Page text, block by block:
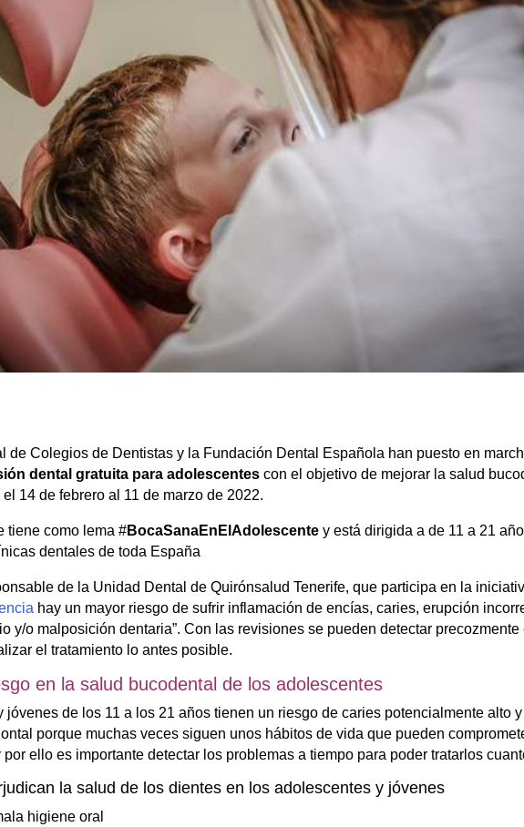
de Colegios de Dentistas y la Fundación Dental Española han puesto en
dental gratuita para adolescentes con el objetivo de mejorar la salud
14 de febrero al 11 de marzo de 2022.
tiene como lema #BocaSanaEnElAdolescente y está dirigida a de 11 a 21
dentales de toda España
de la Unidad Dental de Quirónsalud Tenerife, que participa en la
hay un mayor riesgo de sufrir inflamación de encías, caries, erupción
y/o malposición dentaria”. Con las revisiones se pueden detectar precozmente
el tratamiento lo antes posible.
en la salud bucodental de los adolescentes
jóvenes de los 11 a los 21 años tienen un riesgo de caries potencialmente alto y
porque muchas veces siguen unos hábitos de vida que pueden
ello es importante detectar los problemas a tiempo para poder tratarlos
la salud de los dientes en los adolescentes y jóvenes
higiene oral